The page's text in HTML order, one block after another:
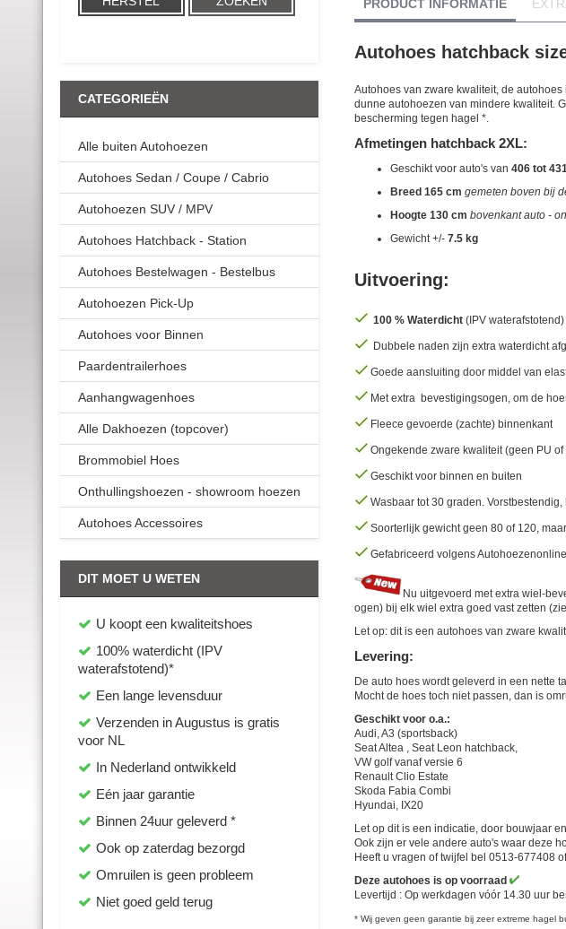
PRODUCT INFORMATIE
Autohoes hatchback
Autohoes van zware kwaliteit, de
dunne autohoezen van mindere kwaliteit.
bescherming tegen hagel *.
Afmetingen hatchback 2XL:
Geschikt voor auto's van 406 tot
Breed 165 cm gemeten boven bij
Hoogte 130 cm bovenkant auto -
Gewicht +/- 7.5 kg
Uitvoering:
100 % Waterdicht(IPV waterafstotend)
Dubbele naden zijn extra waterdicht
Goede aansluiting door middel van
Met extra bevestigingsogen, om de
Fleece gevoerde (zachte) binnenkant
Ongekende zware kwaliteit (geen PU of
Geschikt voor binnen en buiten
Wasbaar tot 30 graden. Vorstbestendig,
Soorterlijk gewicht geen 80 of 120,
Gefabriceerd volgens
Nu uitgevoerd met extra wiel-
ogen) bij elk wiel extra goed vast zetten
Let op: dit is een autohoes van zware
Levering:
De auto hoes wordt geleverd in een nette
Mocht de hoes toch niet passen, dan is
Geschikt voor o.a.:
Audi, A3 (sportsback)
Seat Altea , Seat Leon hatchback,
VW golf vanaf versie 6
Renault Clio Estate
Skoda Fabia Combi
Hyundai, IX20
Let op dit is een indicatie, door bouwjaar
Ook zijn er vele andere auto's waar deze
Heeft u vragen of twijfel bel 0513-677408
Deze autohoes is op voorraad
Levertijd : Op werkdagen vóór 14.30 uur
* Wij geven geen garantie bij zeer extreme hagel
CATEGORIEËN
Alle buiten Autohoezen
Autohoes Sedan / Coupe / Cabrio
Autohoezen SUV / MPV
Autohoes Hatchback - Station
Autohoes Bestelwagen - Bestelbus
Autohoezen Pick-Up
Autohoes voor Binnen
Paardentrailerhoes
Aanhangwagenhoes
Alle Dakhoezen (topcover)
Brommobiel Hoes
Onthullingshoezen - showroom hoezen
Autohoes Accessoires
DIT MOET U WETEN
U koopt een kwaliteitshoes
100% waterdicht (IPV
waterafstotend)*
Een lange levensduur
Verzenden in Augustus is gratis
voor NL
In Nederland ontwikkeld
Eén jaar garantie
Binnen 24uur geleverd *
Ook op zaterdag bezorgd
Omruilen is geen probleem
Niet goed geld terug